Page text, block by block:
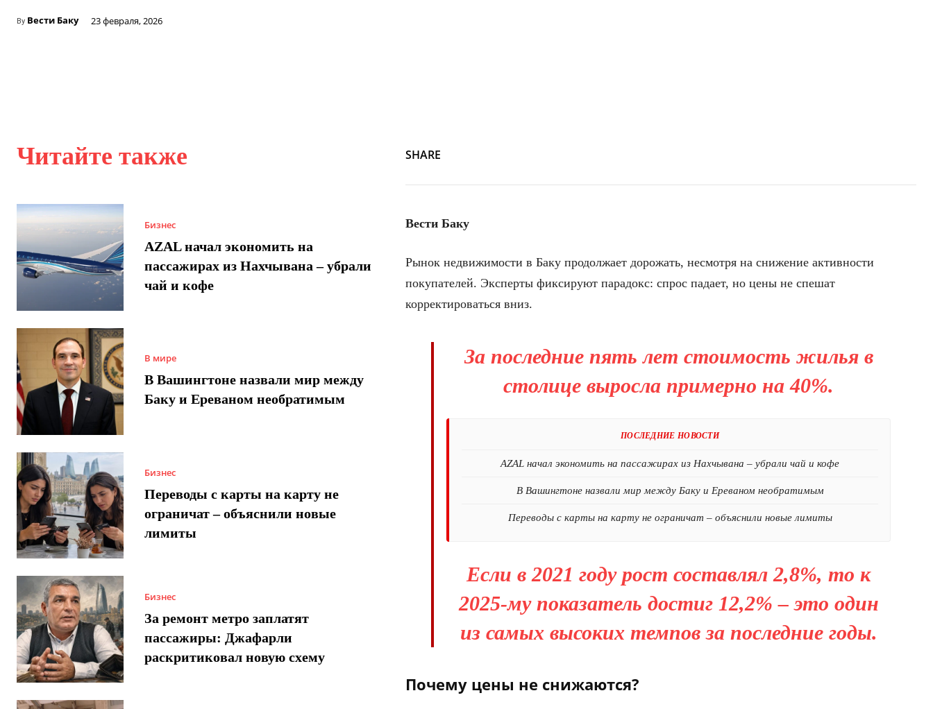
By Вести Баку 23 февраля, 2026
Читайте также
Бизнес
AZAL начал экономить на
пассажирах из Нахчывана – убрали
чай и кофе
В мире
В Вашингтоне назвали мир между
Баку и Ереваном необратимым
Бизнес
Переводы с карты на карту не
ограничат – объяснили новые
лимиты
Бизнес
За ремонт метро заплатят
пассажиры: Джафарли
раскритиковал новую схему
SHARE
Вести Баку
Рынок недвижимости в Баку продолжает дорожать, несмотря на снижение активности
покупателей. Эксперты фиксируют парадокс: спрос падает, но цены не спешат
корректироваться вниз.
За последние пять лет стоимость жилья в
столице выросла примерно на40%.
ПОСЛЕДНИЕ НОВОСТИ
AZAL начал экономить на пассажирах из Нахчывана – убрали чай и кофе
В Вашингтоне назвали мир между Баку и Ереваном необратимым
Переводы с карты на карту не ограничат – объяснили новые лимиты
Если в 2021 году рост составлял 2,8%, то к
2025-му показатель достиг 12,2% – это один
из самых высоких темпов за последние годы.
Почему цены не снижаются?